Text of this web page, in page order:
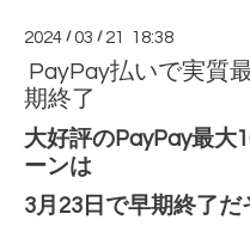
2024 /03 / 21 18:38
PayPay払いで実質
期終了
大好評のPayPay最大
ーンは
3月23日で早期終了だ